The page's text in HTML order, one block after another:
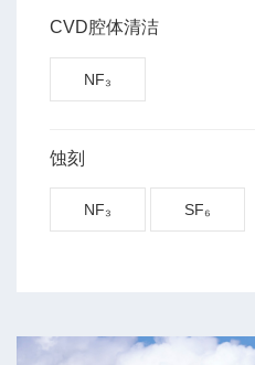
CVD腔体清洁
NF₃
蚀刻
NF₃ SF₆